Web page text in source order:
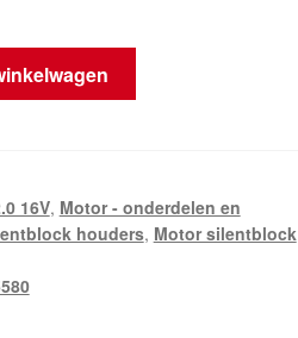
16V, Motor - onderdelen en
houders, Motor silentblock